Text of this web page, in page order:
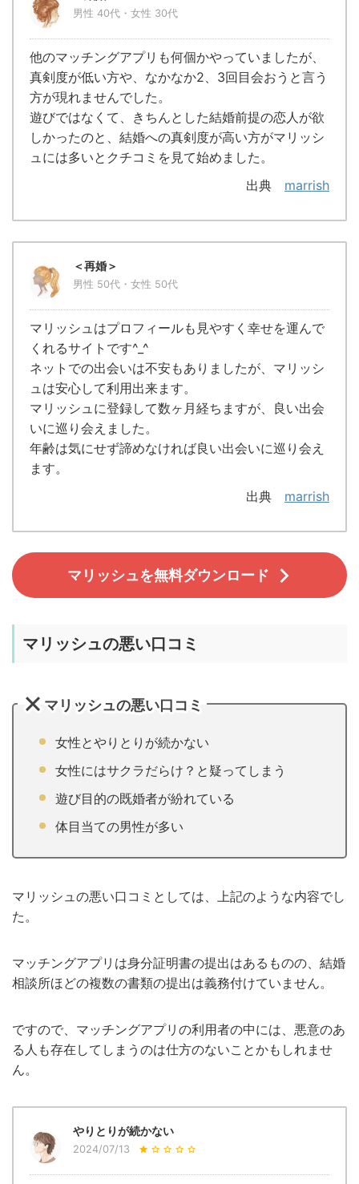
男性 40代・女性 30代
他のマッチングアプリも何個かやっていましたが、
真剣度が低い方や、なかなか2、3回目会おうと言う
方が現れませんでした。
遊びではなくて、きちんとした結婚前提の恋人が欲
しかったのと、結婚への真剣度が高い方がマリッシ
ュには多いとクチコミを見て始めました。
出典 marrish
＜再婚＞
男性 50代・女性 50代
マリッシュはプロフィールも見やすく幸せを運んで
くれるサイトです^_^
ネットでの出会いは不安もありましたが、マリッシ
ュは安心して利用出来ます。
マリッシュに登録して数ヶ月経ちますが、良い出会
いに巡り会えました。
年齢は気にせず諦めなければ良い出会いに巡り会え
ます。
出典 marrish
マリッシュを無料ダウンロード
マリッシュの悪い口コミ
マリッシュの悪い口コミ
女性とやりとりが続かない
女性にはサクラだらけ？と疑ってしまう
遊び目的の既婚者が紛れている
体目当ての男性が多い
マリッシュの悪い口コミとしては、上記のような内容でし
た。
マッチングアプリは身分証明書の提出はあるものの、結婚
相談所ほどの複数の書類の提出は義務付けていません。
ですので、マッチングアプリの利用者の中には、悪意のあ
る人も存在してしまうのは仕方のないことかもしれませ
ん。
やりとりが続かない
2024/07/13